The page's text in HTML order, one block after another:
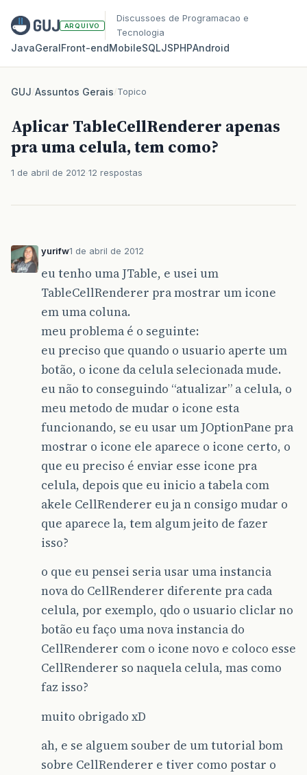
ARQUIVO
Discussoes de Programacao e
Tecnologia
JavaGeralFront‑endMobileSQLJSPHPAndroid
GUJ/Assuntos Gerais/Topico
Aplicar TableCellRenderer apenas
pra uma celula, tem como?
1 de abril de 2012 12 respostas
yurifw1 de abril de 2012
eu tenho uma JTable, e usei um
TableCellRenderer pra mostrar um icone
em uma coluna.
meu problema é o seguinte:
eu preciso que quando o usuario aperte um
botão, o icone da celula selecionada mude.
eu não to conseguindo “atualizar” a celula, o
meu metodo de mudar o icone esta
funcionando, se eu usar um JOptionPane pra
mostrar o icone ele aparece o icone certo, o
que eu preciso é enviar esse icone pra
celula, depois que eu inicio a tabela com
akele CellRenderer eu ja n consigo mudar o
que aparece la, tem algum jeito de fazer
isso?
o que eu pensei seria usar uma instancia
nova do CellRenderer diferente pra cada
celula, por exemplo, qdo o usuario cliclar no
botão eu faço uma nova instancia do
CellRenderer com o icone novo e coloco esse
CellRenderer so naquela celula, mas como
faz isso?
muito obrigado xD
ah, e se alguem souber de um tutorial bom
sobre CellRenderer e tiver como postar o